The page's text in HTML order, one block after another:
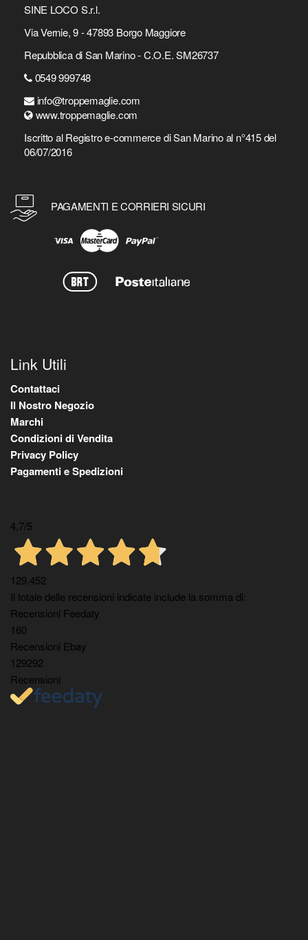
SINE LOCO S.r.l.
Via Vernie, 9 - 47893 Borgo Maggiore
Repubblica di San Marino - C.O.E. SM26737
0549 999748
info@troppemaglie.com
www.troppemaglie.com
Iscritto al Registro e-commerce di San Marino al n°415 del
06/07/2016
PAGAMENTI E CORRIERI SICURI
Link Utili
Contattaci
Il Nostro Negozio
Marchi
Condizioni di Vendita
Privacy Policy
Pagamenti e Spedizioni
4,7/5
129.452
Il totale delle recensioni indicate include la somma di:
Recensioni Feedaty
160
Recensioni Ebay
129292
Recensioni